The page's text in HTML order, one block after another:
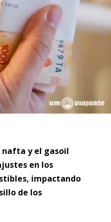
nafta y el gasoil
en los
impactando
de los